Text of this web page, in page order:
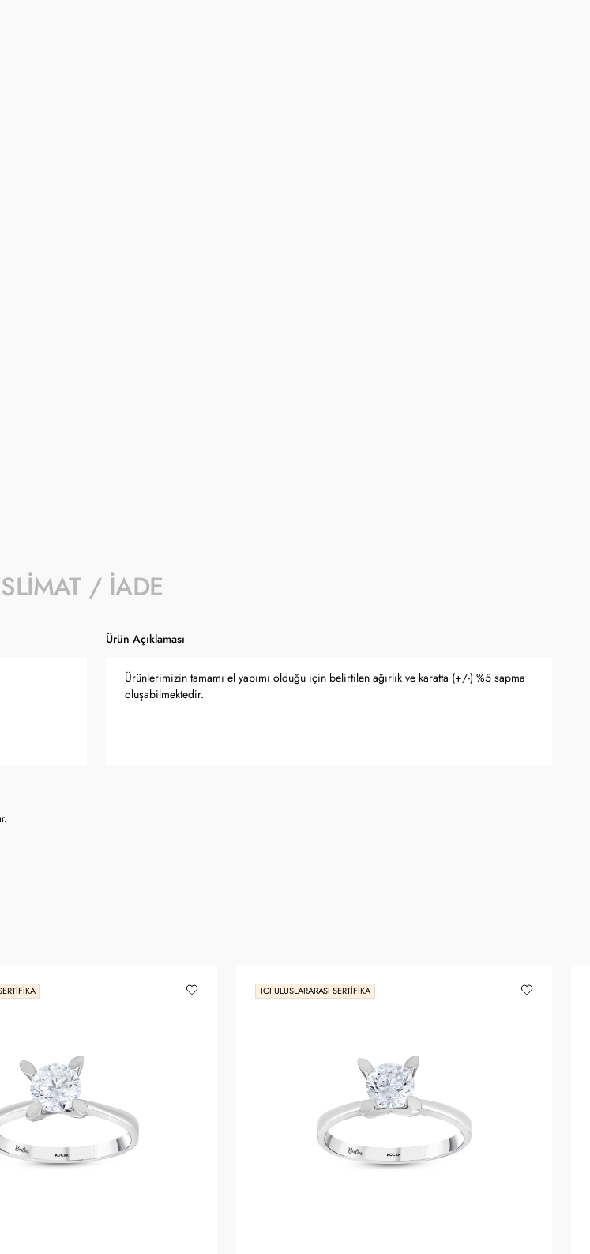
/ İADE
Ürün Açıklaması
Ürünlerimizin tamamı el yapımı olduğu için belirtilen ağırlık ve karatta (+/-) %5 sapma
oluşabilmektedir.
IGI ULUSLARARASI SERTIFIKA